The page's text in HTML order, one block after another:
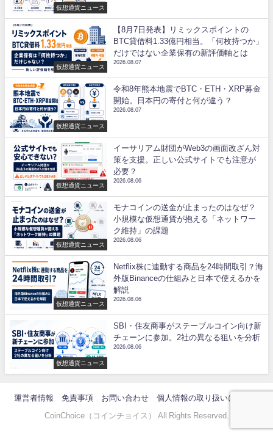
仮想通貨ニュース
仮想通貨ニュース
【8月7日発表】リミックスポイントの
BTC貸借料1.33億円相当。「何枚持つか」
だけではない企業保有の新評価軸とは
2026.08.07
仮想通貨ニュース
令和8年熊本地震でBTC・ETH・XRP募金
開始。日本円の寄付と何が違う？
2026.08.07
仮想通貨ニュース
イーサリアム財団がWeb3の画面改ざん対
策を支援。正しい公式サイトでも注意が
必要？
2026.08.06
仮想通貨ニュース
モナコインの送金が止まったのはなぜ？
小規模な仮想通貨が抱える「ネットワー
ク維持」の課題
2026.08.06
仮想通貨ニュース
Netflix株に連動する商品を24時間取引？海
外版Binanceの仕組みと日本で使えるかを
解説
2026.08.06
仮想通貨ニュース
SBI・住友商事がステーブルコイン向け新
チェーンに参加。2社の異なる狙いを分析
2026.08.06
運営者情報 免責事項 お問い合わせ 個人情報の取り扱いについて
CoinChoice（コインチョイス） All Rights Reserved.